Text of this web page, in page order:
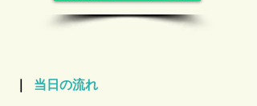
当日の流れ